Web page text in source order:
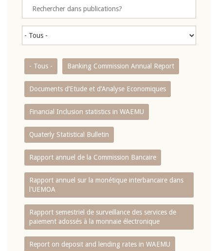
- Tous - Banking Commission Annual Report
Documents d’Etude et d’Analyse Economiques
Financial Inclusion statistics in WAEMU
Quaterly Statistical Bulletin
Rapport annuel de la Commission Bancaire
Rapport annuel sur la monétique interbancaire dans
l'UEMOA
Rapport semestriel de surveillance des services de
paiement adossés à la monnaie électronique
Report on deposit and lending rates in WAEMU